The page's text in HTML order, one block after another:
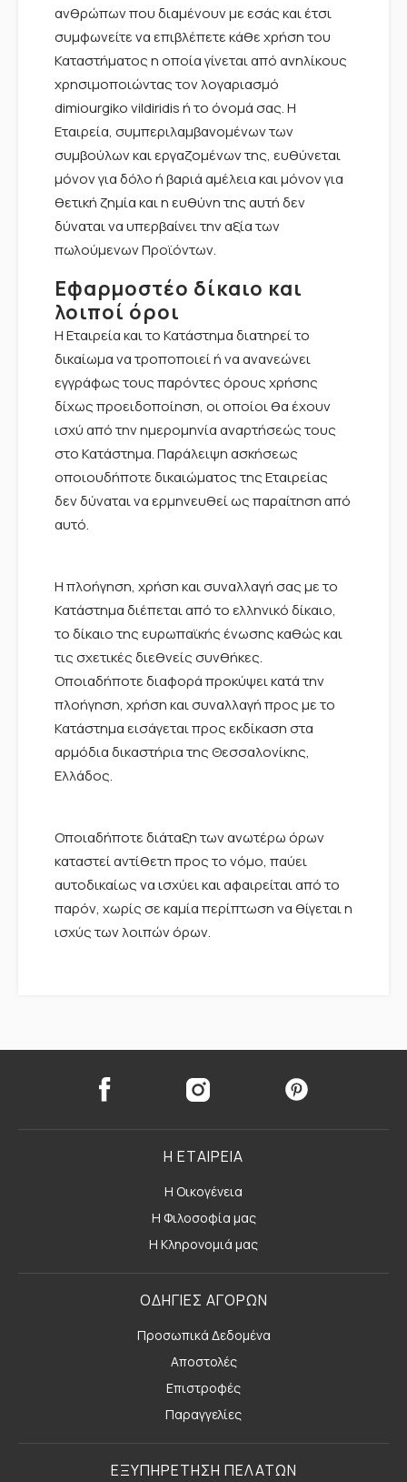
ανθρώπων που διαμένουν με εσάς και έτσι
συμφωνείτε να επιβλέπετε κάθε χρήση του
Καταστήματος η οποία γίνεται από ανηλίκους
χρησιμοποιώντας τον λογαριασμό
dimiourgiko vildiridis ή το όνομά σας. Η
Εταιρεία, συμπεριλαμβανομένων των
συμβούλων και εργαζομένων της, ευθύνεται
μόνον για δόλο ή βαριά αμέλεια και μόνον για
θετική ζημία και η ευθύνη της αυτή δεν
δύναται να υπερβαίνει την αξία των
πωλούμενων Προϊόντων.
Εφαρμοστέο δίκαιο και
λοιποί όροι
Η Εταιρεία και το Κατάστημα διατηρεί το
δικαίωμα να τροποποιεί ή να ανανεώνει
εγγράφως τους παρόντες όρους χρήσης
δίχως προειδοποίηση, οι οποίοι θα έχουν
ισχύ από την ημερομηνία αναρτήσεώς τους
στο Κατάστημα. Παράλειψη ασκήσεως
οποιουδήποτε δικαιώματος της Εταιρείας
δεν δύναται να ερμηνευθεί ως παραίτηση από
αυτό.
Η πλοήγηση, χρήση και συναλλαγή σας με το
Κατάστημα διέπεται από το ελληνικό δίκαιο,
το δίκαιο της ευρωπαϊκής ένωσης καθώς και
τις σχετικές διεθνείς συνθήκες.
Οποιαδήποτε διαφορά προκύψει κατά την
πλοήγηση, χρήση και συναλλαγή προς με το
Κατάστημα εισάγεται προς εκδίκαση στα
αρμόδια δικαστήρια της Θεσσαλονίκης,
Ελλάδος.
Οποιαδήποτε διάταξη των ανωτέρω όρων
καταστεί αντίθετη προς το νόμο, παύει
αυτοδικαίως να ισχύει και αφαιρείται από το
παρόν, χωρίς σε καμία περίπτωση να θίγεται η
ισχύς των λοιπών όρων.
Η ΕΤΑΙΡΕΙΑ
Η Οικογένεια
Η Φιλοσοφία μας
Η Κληρονομιά μας
ΟΔΗΓΙΕΣ ΑΓΟΡΩΝ
Προσωπικά Δεδομένα
Αποστολές
Επιστροφές
Παραγγελίες
ΕΞΥΠΗΡΕΤΗΣΗ ΠΕΛΑΤΩΝ